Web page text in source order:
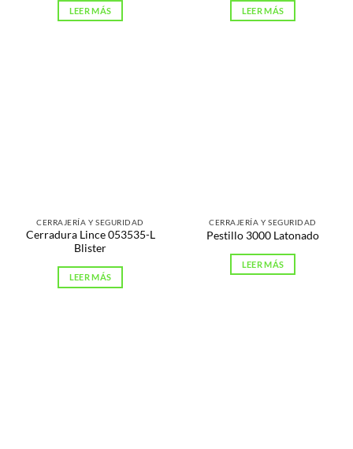
LEER MÁS LEER MÁS
CERRAJERÍA Y SEGURIDAD
Cerradura Lince 053535-L
Blister
LEER MÁS
CERRAJERÍA Y SEGURIDAD
Pestillo 3000 Latonado
LEER MÁS